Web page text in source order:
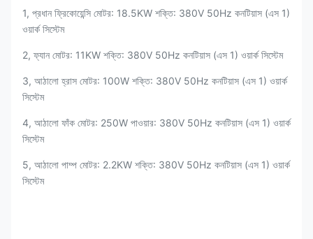
1, প্রধান ফ্রিকোয়েন্সি মোটর: 18.5KW শক্তি: 380V 50Hz কনটিয়াস (এস 1)
ওয়ার্ক সিস্টেম
2, ফ্যান মোটর: 11KW শক্তি: 380V 50Hz কনটিয়াস (এস 1) ওয়ার্ক সিস্টেম
3, আঠালো হ্রাস মোটর: 100W শক্তি: 380V 50Hz কনটিয়াস (এস 1) ওয়ার্ক
সিস্টেম
4, আঠালো ফাঁক মোটর: 250W পাওয়ার: 380V 50Hz কনটিয়াস (এস 1) ওয়ার্ক
সিস্টেম
5, আঠালো পাম্প মোটর: 2.2KW শক্তি: 380V 50Hz কনটিয়াস (এস 1) ওয়ার্ক
সিস্টেম